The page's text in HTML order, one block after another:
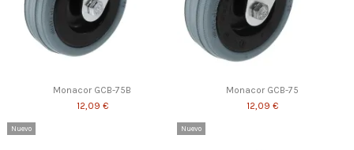
Monacor GCB-75B
12,09 €
Monacor GCB-75
12,09 €
Nuevo Nuevo